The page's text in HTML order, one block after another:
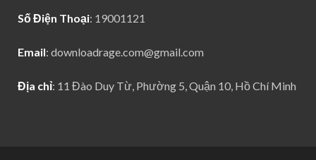
Số Điện Thoại: 19001121
Email: downloadrage.com@gmail.com
Địa chỉ: 11 Đào Duy Từ, Phường 5, Quận 10, Hồ Chí Minh